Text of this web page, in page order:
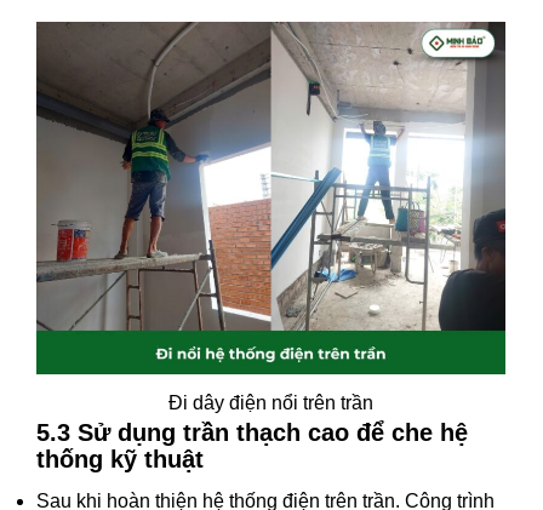
Đi dây điện nổi trên trần
5.3 Sử dụng trần thạch cao để che hệ
thống kỹ thuật
Sau khi hoàn thiện hệ thống điện trên trần. Công trình